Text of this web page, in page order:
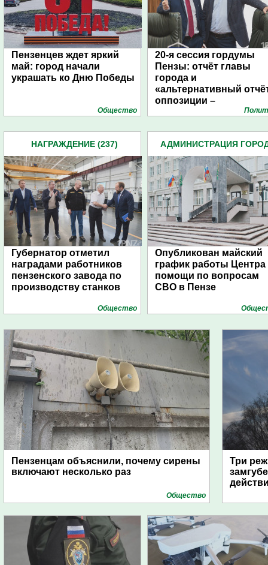
Пензенцев ждет яркий
май: город начали
украшать ко Дню Победы
Общество
20-я сессия гордумы
Пензы: отчёт главы
города и
«альтернативный
оппозиции –
НАГРАЖДЕНИЕ (237)
Губернатор отметил
наградами работников
пензенского завода по
производству станков
Общество
АДМИНИСТРАЦИЯ
Опубликован майский
график работы Центра
помощи по вопросам
СВО в Пензе
Пензенцам объяснили, почему сирены
включают несколько раз
Общество
Три